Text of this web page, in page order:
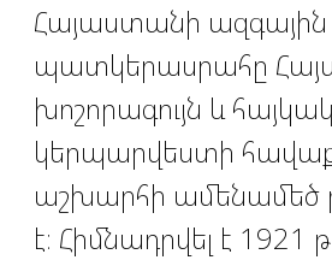
Հայաստանի ազգային
պատկերասրահը
խոշորագույն և
կերպարվեստի
աշխարհի
է։ Հիմնադրվել է 1921